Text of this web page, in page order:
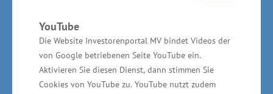
YouTube
Die Website Investorenportal MV bindet Videos der
von Google betriebenen Seite YouTube ein.
Aktivieren Sie diesen Dienst, dann stimmen Sie
Cookies von YouTube zu. YouTube nutzt zudem
Integration von Mitarbeitenden
unterschiedlicher Herkunftsländer sowie die
Einstellung von vier indischen Auszubildenden.
„Seit knapp zwei Jahren arbeitet Janet